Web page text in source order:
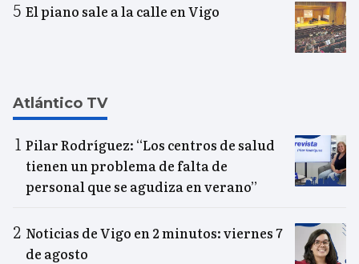
El piano sale a la calle en Vigo
Atlántico TV
Pilar Rodríguez: “Los centros de salud
tienen un problema de falta de
personal que se agudiza en verano”
Noticias de Vigo en 2 minutos: viernes 7
de agosto